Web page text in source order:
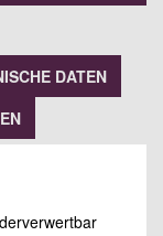
DATEN